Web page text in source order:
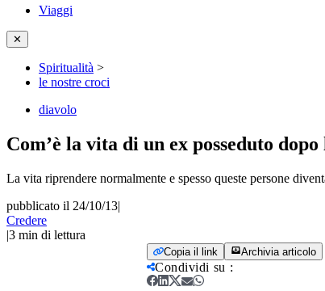
Viaggi
✕
Spiritualità >
le nostre croci
diavolo
Com’è la vita di un ex posseduto
La vita riprendere normalmente e spesso queste persone
pubblicato il 24/10/13|
Credere
|3 min di lettura
Copia il link Archivia articolo
Condividi su :